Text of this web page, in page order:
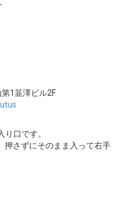
1韮澤ビル2F
り口です。
押さずにそのまま入って右手